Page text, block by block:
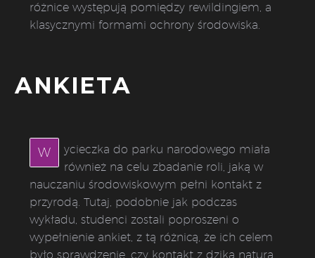
różnice występują pomiędzy rewildingiem, a
klasycznymi formami ochrony środowiska.
ANKIETA
W
ycieczka do parku narodowego miała
również na celu zbadanie roli, jaką w
nauczaniu środowiskowym pełni kontakt z
przyrodą. Tutaj, podobnie jak podczas
wykładu, studenci zostali poproszeni o
wypełnienie ankiet, z tą różnicą, że ich celem
było sprawdzenie, czy kontakt z dziką naturą